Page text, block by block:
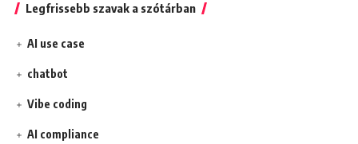
Legfrissebb szavak a szótárban
AI use case
chatbot
Vibe coding
AI compliance